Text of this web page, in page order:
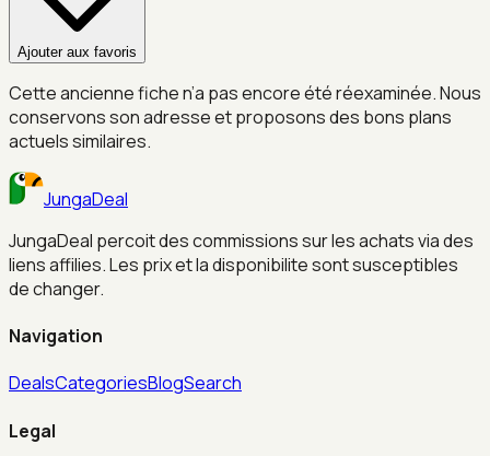
Ajouter aux favoris
Cette ancienne fiche n’a pas encore été réexaminée. Nous
conservons son adresse et proposons des bons plans
actuels similaires.
JungaDeal
JungaDeal percoit des commissions sur les achats via des
liens affilies. Les prix et la disponibilite sont susceptibles
de changer.
Navigation
DealsCategoriesBlogSearch
Legal